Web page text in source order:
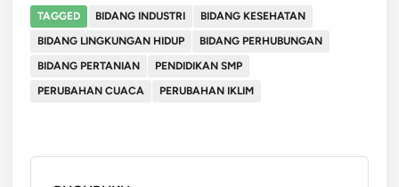
TAGGED BIDANG INDUSTRI
BIDANG KESEHATAN
BIDANG LINGKUNGAN HIDUP
BIDANG PERHUBUNGAN
BIDANG PERTANIAN
PENDIDIKAN SMP
PERUBAHAN CUACA
PERUBAHAN IKLIM